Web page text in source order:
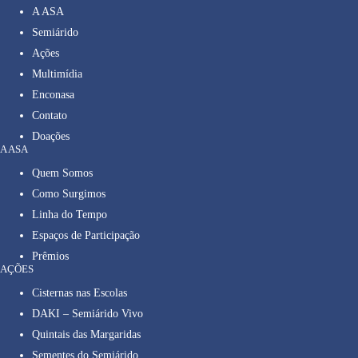
A ASA
Semiárido
Ações
Multimídia
Enconasa
Contato
Doações
A ASA
Quem Somos
Como Surgimos
Linha do Tempo
Espaços de Participação
Prêmios
AÇÕES
Cisternas nas Escolas
DAKI – Semiárido Vivo
Quintais das Margaridas
Sementes do Semiárido